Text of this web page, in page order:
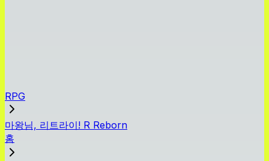
RPG
마왕님, 리트라이! R Reborn
홈